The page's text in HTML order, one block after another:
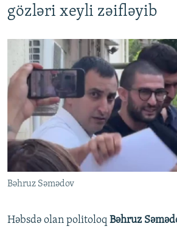
gözləri xeyli zəifləyib
Bəhruz Səmədov
Həbsdə olan politoloq Bəhruz